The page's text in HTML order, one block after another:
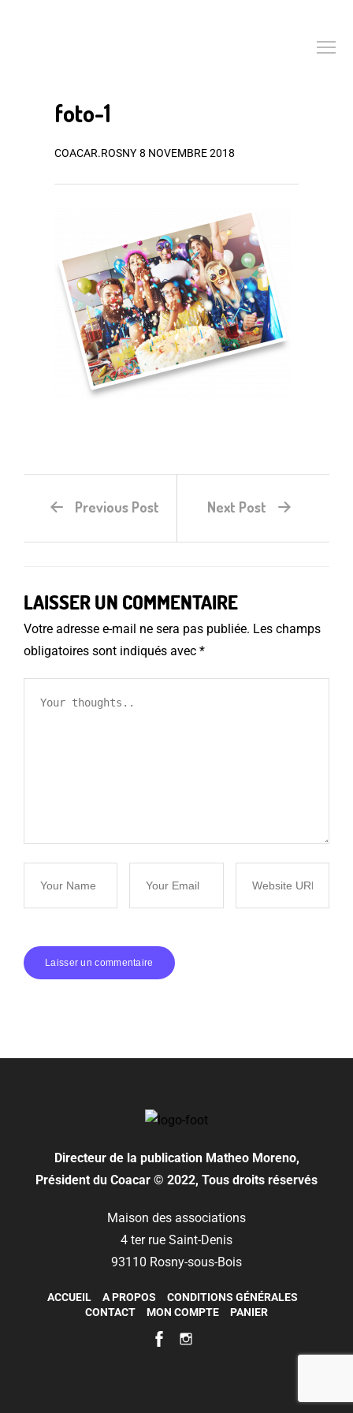
foto-1
COACAR.ROSNY 8 NOVEMBRE 2018
Previous Post Next Post
LAISSER UN COMMENTAIRE
Votre adresse e-mail ne sera pas publiée. Les champs
obligatoires sont indiqués avec *
Directeur de la publicationMatheo Moreno,
Président du Coacar © 2022, Tous droits réservés
Maison des associations
4 ter rue Saint-Denis
93110 Rosny-sous-Bois
ACCUEIL A PROPOS
CONDITIONS GÉNÉRALES
CONTACT
MON COMPTE PANIER